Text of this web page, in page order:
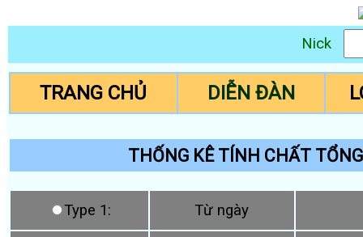
Nick
TRANG CHỦ DIỄN ĐÀN
THỐNG KÊ TÍNH CHẤT
Type 1: Từ ngày